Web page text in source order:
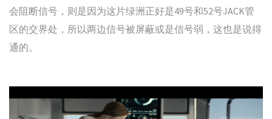
会阻断信号，则是因为这片绿洲正好是49号和52号JACK管
区的交界处，所以两边信号被屏蔽或是信号弱，这也是说得
通的。